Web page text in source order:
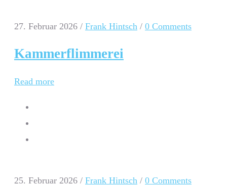
27. Februar 2026 / Frank Hintsch / 0 Comments
Kammerflimmerei
Read more
25. Februar 2026 / Frank Hintsch / 0 Comments